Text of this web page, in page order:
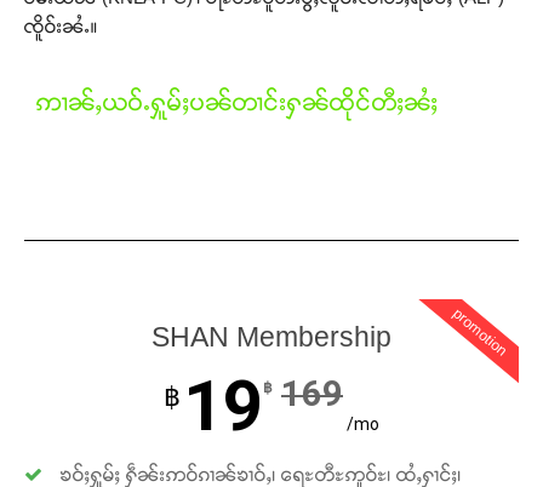
Support SHAN
ၸိူဝ်းၼႆႉ။
ဢၢၼ်ႇယဝ်ႉႁူမ်ႈပၼ်တၢင်းႁၼ်ထိုင်တီႈၼႆႈ
promotion
SHAN Membership
฿ 19 ฿ 169
/mo
ၶဝ်ႈႁူမ်ႈ ႁဵၼ်းဢဝ်ၵၢၼ်ၶၢဝ်ႇ၊ ရေႊတီႊဢူဝ်ႊ၊ ထႆႇႁၢင်ႈ၊